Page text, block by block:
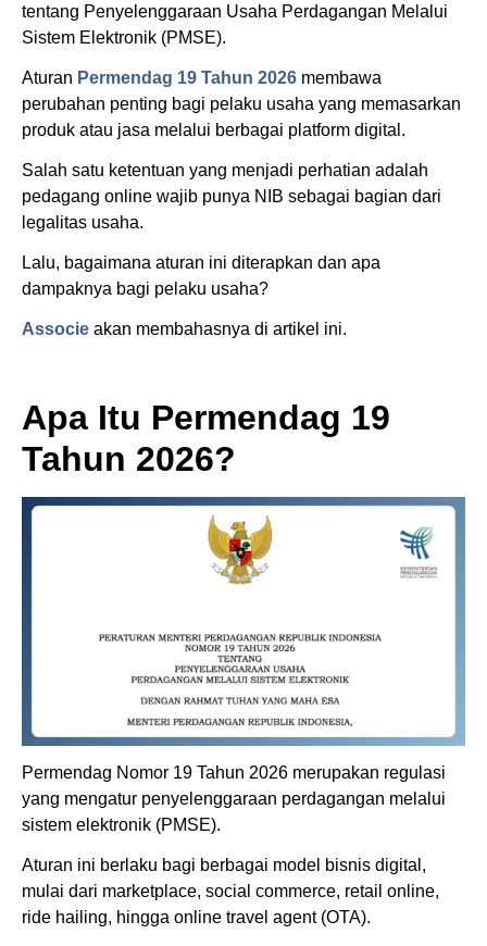
tentang Penyelenggaraan Usaha Perdagangan Melalui
Sistem Elektronik (PMSE).
Aturan Permendag 19 Tahun 2026 membawa
perubahan penting bagi pelaku usaha yang memasarkan
produk atau jasa melalui berbagai platform digital.
Salah satu ketentuan yang menjadi perhatian adalah
pedagang online wajib punya NIB sebagai bagian dari
legalitas usaha.
Lalu, bagaimana aturan ini diterapkan dan apa
dampaknya bagi pelaku usaha?
Associe akan membahasnya di artikel ini.
Apa Itu Permendag 19
Tahun 2026?
Permendag Nomor 19 Tahun 2026 merupakan regulasi
yang mengatur penyelenggaraan perdagangan melalui
sistem elektronik (PMSE).
Aturan ini berlaku bagi berbagai model bisnis digital,
mulai dari marketplace, social commerce, retail online,
ride hailing, hingga online travel agent (OTA).